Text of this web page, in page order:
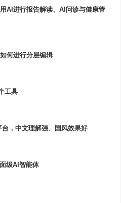
AI进行报告解读、AI问诊与健康管
何进行分层编辑
工具
，中文理解强、国风效果好
级AI智能体